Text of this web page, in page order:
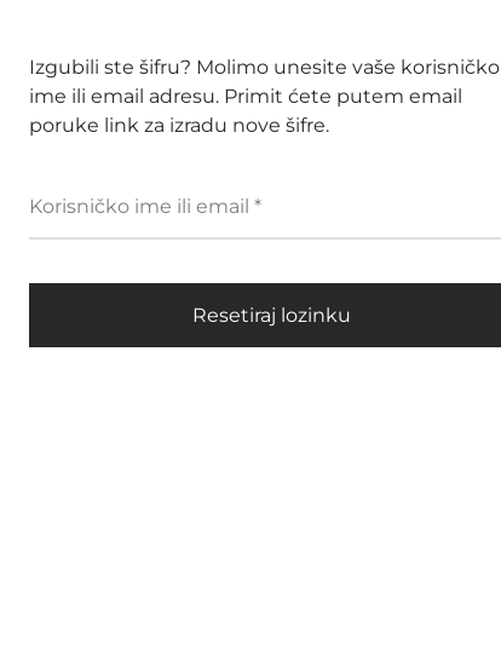
Izgubili ste šifru? Molimo unesite vaše korisničko
ime ili email adresu. Primit ćete putem email
poruke link za izradu nove šifre.
Korisničko ime ili email *Obavezno
Resetiraj lozinku